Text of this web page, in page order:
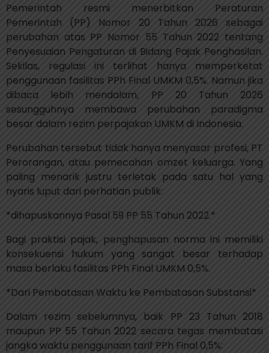
Pemerintah resmi menerbitkan Peraturan
Pemerintah (PP) Nomor 20 Tahun 2026 sebagai
perubahan atas PP Nomor 55 Tahun 2022 tentang
Penyesuaian Pengaturan di Bidang Pajak Penghasilan.
Sekilas, regulasi ini terlihat hanya memperketat
penggunaan fasilitas PPh Final UMKM 0,5%. Namun jika
dibaca lebih mendalam, PP 20 Tahun 2026
sesungguhnya membawa perubahan paradigma
besar dalam rezim perpajakan UMKM di Indonesia.
Perubahan tersebut tidak hanya menyasar profesi, PT
Perorangan, atau pemecahan omzet keluarga. Yang
paling menarik justru terletak pada satu hal yang
nyaris luput dari perhatian publik:
*dihapuskannya Pasal 59 PP 55 Tahun 2022.*
Bagi praktisi pajak, penghapusan norma ini memiliki
konsekuensi hukum yang sangat besar terhadap
masa berlaku fasilitas PPh Final UMKM 0,5%.
*Dari Pembatasan Waktu ke Pembatasan Substansi*
Dalam rezim sebelumnya, baik PP 23 Tahun 2018
maupun PP 55 Tahun 2022 secara tegas membatasi
jangka waktu penggunaan tarif PPh Final 0,5%: